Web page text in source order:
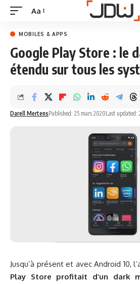
Aa
MOBILES & APPS
Google Play Store : le
étendu sur tous les
Darell MertensPublished: 25 mars 2020Last updated:
Jusqu’à présent et avec Android 10,
Play Store profitait d’un dark